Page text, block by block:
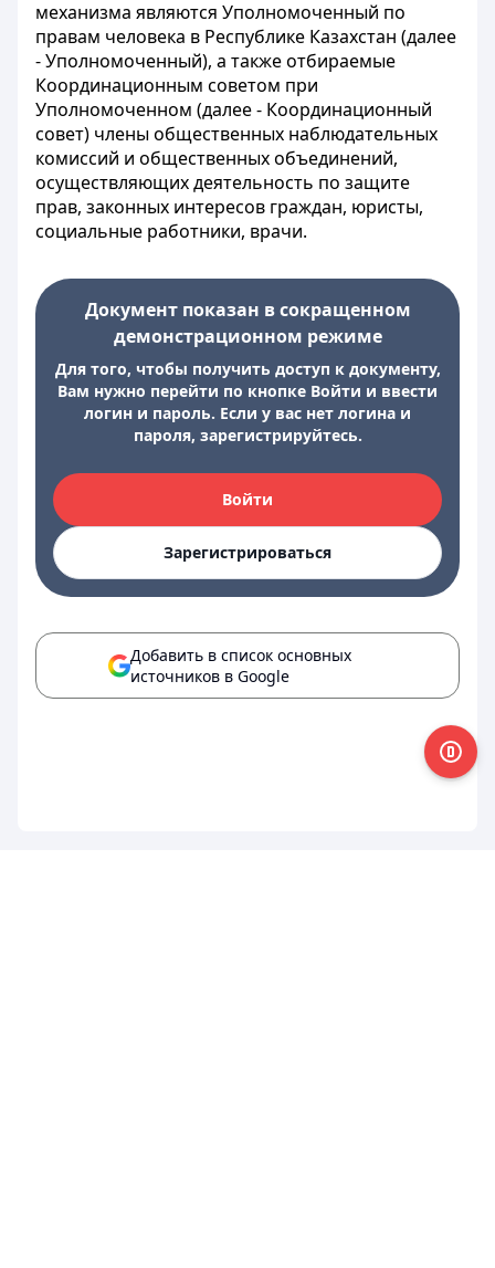
механизма являются Уполномоченный по
правам человека в Республике Казахстан (далее
- Уполномоченный), а также отбираемые
Координационным советом при
Уполномоченном (далее - Координационный
совет) члены общественных наблюдательных
комиссий и общественных объединений,
осуществляющих деятельность по защите
прав, законных интересов граждан, юристы,
социальные работники, врачи.
Документ показан в сокращенном
демонстрационном режиме
Для того, чтобы получить доступ к документу,
Вам нужно перейти по кнопке Войти и ввести
логин и пароль. Если у вас нет логина и
пароля, зарегистрируйтесь.
Войти
Зарегистрироваться
Добавить в список основных
источников в Google